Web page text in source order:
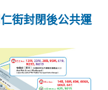
仁街封閉後公共運